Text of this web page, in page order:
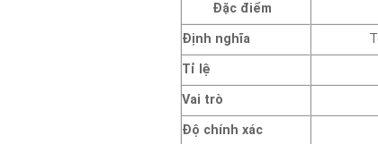
Đặc điểm
Định nghĩa
Tỉ lệ
Vai trò
Độ chính xác